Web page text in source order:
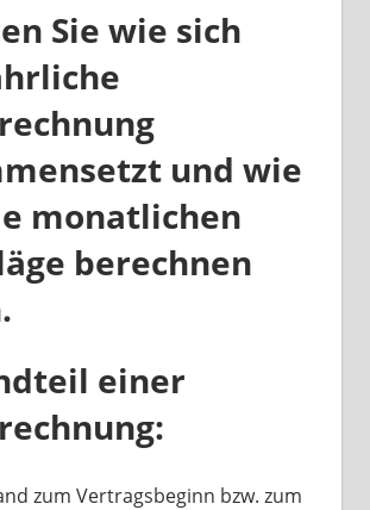
Sie wie sich
und wie
monatlichen
berechnen
einer
zum Vertragsbeginn bzw. zum